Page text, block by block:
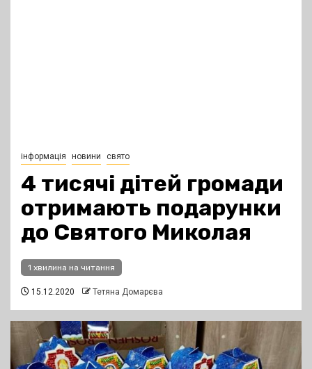
інформація новини свято
4 тисячі дітей громади
отримають подарунки
до Святого Миколая
1 хвилина на читання
15.12.2020 Тетяна Домарєва